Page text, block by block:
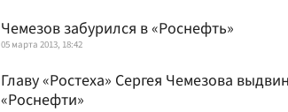
Чемезов забурился в «Роснефть»
05 марта 2013, 18:42
Главу «Ростеха» Сергея Чемезова
«Роснефти»